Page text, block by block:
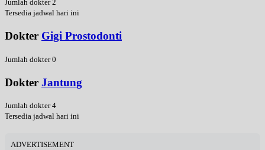
Jumlah dokter 2
Tersedia jadwal hari ini
Dokter Gigi Prostodonti
Jumlah dokter 0
Dokter Jantung
Jumlah dokter 4
Tersedia jadwal hari ini
ADVERTISEMENT